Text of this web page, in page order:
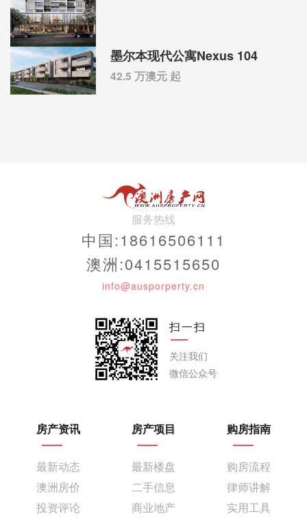
墨尔本现代公寓Nexus 104
42.5 万澳元 起
服务热线
中国:18616506111
澳洲:0415515650
info@ausporperty.cn
扫一扫
关注我们
微信公众号
房产资讯
最新动态
澳洲房价
投资评论
房产项目
最新楼盘
二手信息
商业地产
购房指南
购房流程
律师讲解
实用工具